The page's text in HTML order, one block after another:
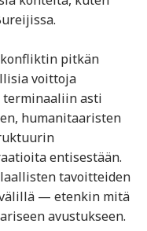
pitkän
voittoja
terminaaliin asti
humanitaaristen
entisestään.
tavoitteiden
— etenkin mitä
avustukseen.